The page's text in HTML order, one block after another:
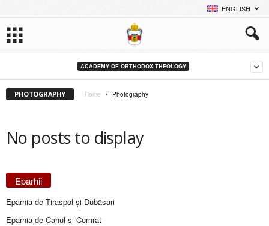
ENGLISH
ACADEMY OF ORTHODOX THEOLOGY
PHOTOGRAPHY Home Photography
No posts to display
Eparhii
Eparhia de Tiraspol și Dubăsari
Eparhia de Cahul și Comrat